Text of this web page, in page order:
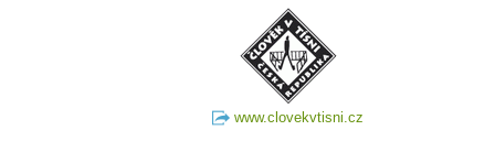
www.clovekvtisni.cz